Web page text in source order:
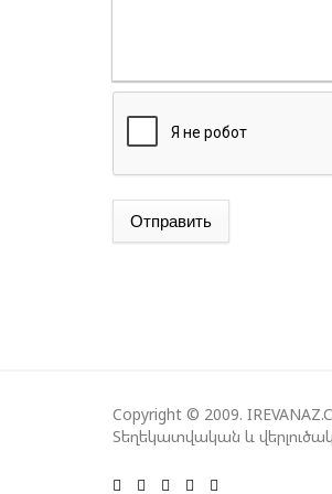
Отправить
Copyright © 2009.
Տեղեկատվական և